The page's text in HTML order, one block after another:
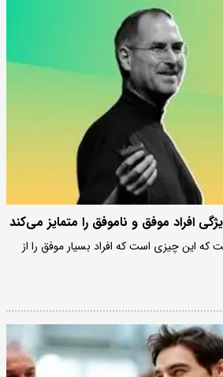
افراد موفق و ناموفق را متمایز می‌کند
که این چیزی است که افراد بسیار موفق را از